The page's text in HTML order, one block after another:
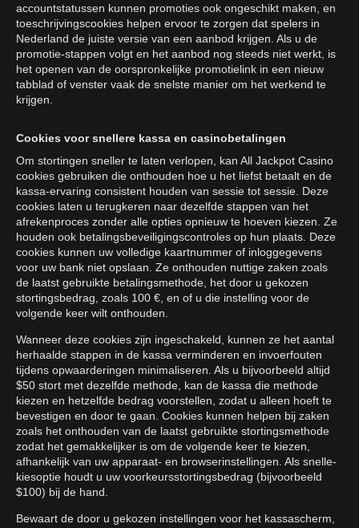
accountstatussen kunnen promoties ook ongeschikt maken, en
toeschrijvingscookies helpen ervoor te zorgen dat spelers in
Nederland de juiste versie van een aanbod krijgen. Als u de
promotie-stappen volgt en het aanbod nog steeds niet werkt, is
het openen van de oorspronkelijke promotielink in een nieuw
tabblad of venster vaak de snelste manier om het werkend te
krijgen.
Cookies voor snellere kassa en casinobetalingen
Om stortingen sneller te laten verlopen, kan All Jackpot Casino
cookies gebruiken die onthouden hoe u het liefst betaalt en de
kassa-ervaring consistent houden van sessie tot sessie. Deze
cookies laten u terugkeren naar dezelfde stappen van het
afrekenproces zonder alle opties opnieuw te hoeven kiezen. Ze
houden ook betalingsbeveiligingscontroles op hun plaats. Deze
cookies kunnen uw volledige kaartnummer of inloggegevens
voor uw bank niet opslaan. Ze onthouden nuttige zaken zoals
de laatst gebruikte betalingsmethode, het door u gekozen
stortingsbedrag, zoals 100 €, en of u die instelling voor de
volgende keer wilt onthouden.
Wanneer deze cookies zijn ingeschakeld, kunnen ze het aantal
herhaalde stappen in de kassa verminderen en invoerfouten
tijdens opwaarderingen minimaliseren. Als u bijvoorbeeld altijd
$50 stort met dezelfde methode, kan de kassa die methode
kiezen en hetzelfde bedrag voorstellen, zodat u alleen hoeft te
bevestigen en door te gaan. Cookies kunnen helpen bij zaken
zoals het onthouden van de laatst gebruikte stortingsmethode
zodat het gemakkelijker is om de volgende keer te kiezen,
afhankelijk van uw apparaat- en browserinstellingen. Als snelle-
kiesoptie houdt u uw voorkeursstortingsbedrag (bijvoorbeeld
$100) bij de hand.
Bewaart de door u gekozen instellingen voor het kassascherm,